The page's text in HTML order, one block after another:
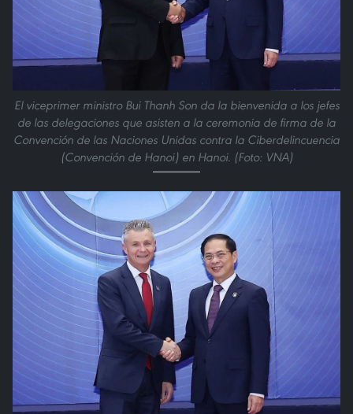
El viceprimer ministro Bui Thanh Son da la bienvenida a los jefes
de las delegaciones que asisten a la ceremonia de firma de la
Convención de las Naciones Unidas contra la Ciberdelincuencia
(Convención de Hanoi) en Hanoi. (Foto: VNA)